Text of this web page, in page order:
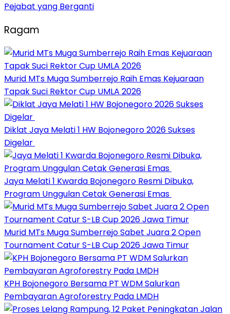
Pejabat yang Berganti
Ragam
Murid MTs Muga Sumberrejo Raih Emas Kejuaraan
Tapak Suci Rektor Cup UMLA 2026
Diklat Jaya Melati 1 HW Bojonegoro 2026 Sukses
Digelar
Jaya Melati 1 Kwarda Bojonegoro Resmi Dibuka,
Program Unggulan Cetak Generasi Emas
Murid MTs Muga Sumberrejo Sabet Juara 2 Open
Tournament Catur S-LB Cup 2026 Jawa Timur
KPH Bojonegoro Bersama PT WDM Salurkan
Pembayaran Agroforestry Pada LMDH